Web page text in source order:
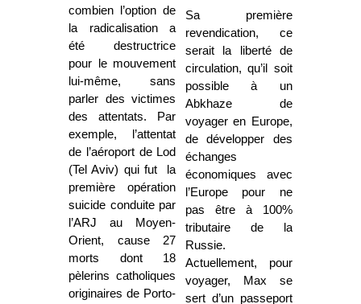
combien l’option de
la radicalisation a
été destructrice
pour le mouvement
lui-même, sans
parler des victimes
des attentats. Par
exemple, l’attentat
de l’aéroport de Lod
(Tel Aviv) qui fut la
première opération
suicide conduite par
l’ARJ au Moyen-
Orient, cause 27
morts dont 18
pèlerins catholiques
originaires de Porto-
Sa première
revendication, ce
serait la liberté de
circulation, qu’il soit
possible à un
Abkhaze de
voyager en Europe,
de développer des
échanges
économiques avec
l’Europe pour ne
pas être à 100%
tributaire de la
Russie.
Actuellement, pour
voyager, Max se
sert d’un passeport